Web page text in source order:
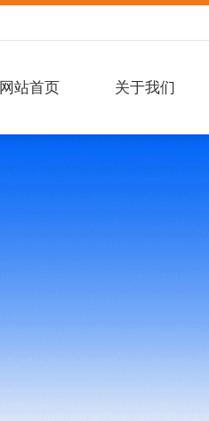
网站首页 关于我们